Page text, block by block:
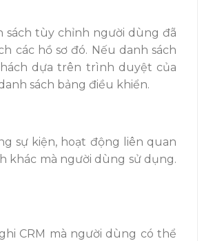
sách tùy chỉnh người dùng đã
các hồ sơ đó. Nếu danh sách
dựa trên trình duyệt của
sách bảng điều khiển.
sự kiện, hoạt động liên quan
khác mà người dùng sử dụng.
CRM mà người dùng có thể